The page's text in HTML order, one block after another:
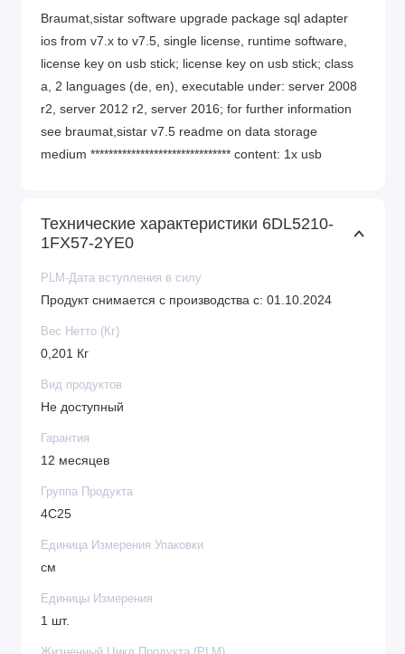
Braumat,sistar software upgrade package sql adapter
ios from v7.x to v7.5, single license, runtime software,
license key on usb stick; license key on usb stick; class
a, 2 languages (de, en), executable under: server 2008
r2, server 2012 r2, server 2016; for further information
see braumat,sistar v7.5 readme on data storage
medium ******************************* content: 1x usb
Технические характеристики 6DL5210-
1FX57-2YE0
PLM-Дата вступления в силу
Продукт снимается с производства с: 01.10.2024
Вес Нетто (Кг)
0,201 Кг
Вид продуктов
Не доступный
Гарантия
12 месяцев
Группа Продукта
4C25
Единица Измерения Упаковки
см
Единицы Измерения
1 шт.